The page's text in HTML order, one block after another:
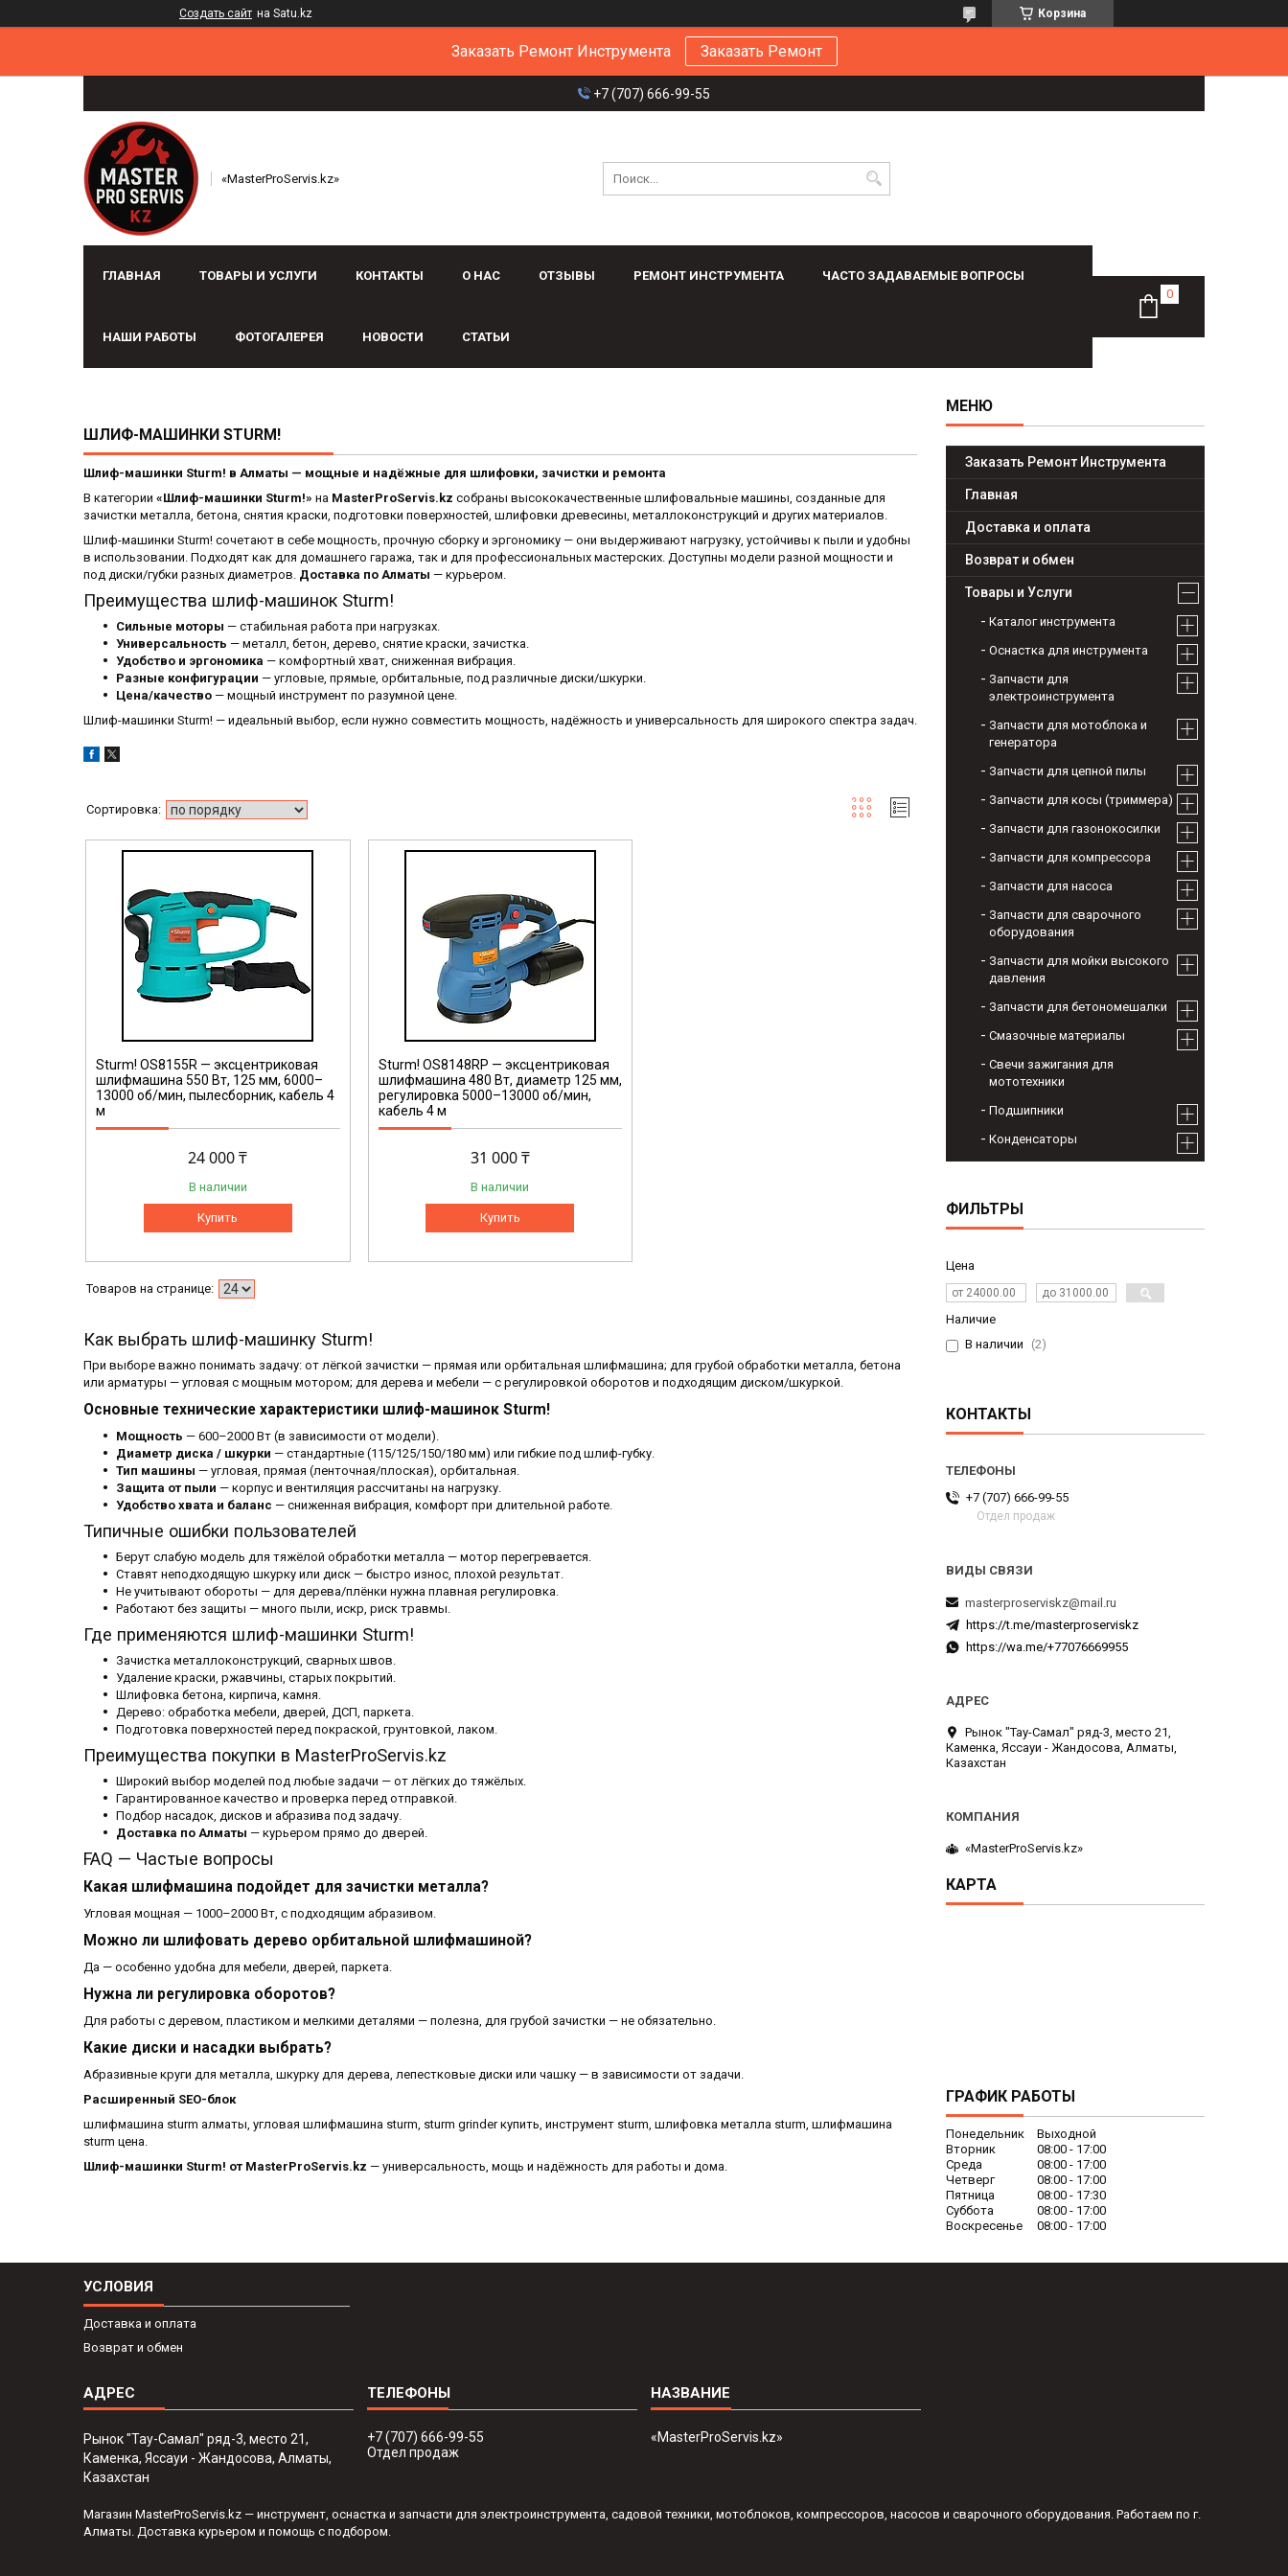
Создать сайт на Satu.kz Корзина
Заказать Ремонт Инструмента Заказать Ремонт
+7 (707) 666-99-55
«MasterProServis.kz»
ГЛАВНАЯ ТОВАРЫ И УСЛУГИ КОНТАКТЫ О НАС ОТЗЫВЫ РЕМОНТ ИНСТРУМЕНТА ЧАСТО ЗАДАВАЕМЫЕ ВОПРОСЫ
НАШИ РАБОТЫ ФОТОГАЛЕРЕЯ НОВОСТИ СТАТЬИ
ШЛИФ-МАШИНКИ STURM!
Шлиф-машинки Sturm! в Алматы — мощные и надёжные для шлифовки, зачистки и ремонта
В категории «Шлиф-машинки Sturm!» на MasterProServis.kz собраны высококачественные шлифовальные машины, созданные для
зачистки металла, бетона, снятия краски, подготовки поверхностей, шлифовки древесины, металлоконструкций и других материалов.
Шлиф-машинки Sturm! сочетают в себе мощность, прочную сборку и эргономику — они выдерживают нагрузку, устойчивы к пыли и удобны
в использовании. Подходят как для домашнего гаража, так и для профессиональных мастерских. Доступны модели разной мощности и
под диски/губки разных диаметров. Доставка по Алматы — курьером.
Преимущества шлиф-машинок Sturm!
Сильные моторы — стабильная работа при нагрузках.
Универсальность — металл, бетон, дерево, снятие краски, зачистка.
Удобство и эргономика — комфортный хват, сниженная вибрация.
Разные конфигурации — угловые, прямые, орбитальные, под различные диски/шкурки.
Цена/качество — мощный инструмент по разумной цене.
Шлиф-машинки Sturm! — идеальный выбор, если нужно совместить мощность, надёжность и универсальность для широкого спектра задач.
Sturm! OS8155R — эксцентриковая
шлифмашина 550 Вт, 125 мм, 6000–
13000 об/мин, пылесборник, кабель 4
м
24 000 ₸
В наличии
Купить
Sturm! OS8148RP — эксцентриковая
шлифмашина 480 Вт, диаметр 125 мм,
регулировка 5000–13000 об/мин,
кабель 4 м
31 000 ₸
В наличии
Купить
Как выбрать шлиф-машинку Sturm!
При выборе важно понимать задачу: от лёгкой зачистки — прямая или орбитальная шлифмашина; для грубой обработки металла, бетона
или арматуры — угловая с мощным мотором; для дерева и мебели — с регулировкой оборотов и подходящим диском/шкуркой.
Основные технические характеристики шлиф-машинок Sturm!
Мощность — 600–2000 Вт (в зависимости от модели).
Диаметр диска / шкурки — стандартные (115/125/150/180 мм) или гибкие под шлиф-губку.
Тип машины — угловая, прямая (ленточная/плоская), орбитальная.
Защита от пыли — корпус и вентиляция рассчитаны на нагрузку.
Удобство хвата и баланс — сниженная вибрация, комфорт при длительной работе.
Типичные ошибки пользователей
Берут слабую модель для тяжёлой обработки металла — мотор перегревается.
Ставят неподходящую шкурку или диск — быстро износ, плохой результат.
Не учитывают обороты — для дерева/плёнки нужна плавная регулировка.
Работают без защиты — много пыли, искр, риск травмы.
Где применяются шлиф-машинки Sturm!
Зачистка металлоконструкций, сварных швов.
Удаление краски, ржавчины, старых покрытий.
Шлифовка бетона, кирпича, камня.
Дерево: обработка мебели, дверей, ДСП, паркета.
Подготовка поверхностей перед покраской, грунтовкой, лаком.
Преимущества покупки в MasterProServis.kz
Широкий выбор моделей под любые задачи — от лёгких до тяжёлых.
Гарантированное качество и проверка перед отправкой.
Подбор насадок, дисков и абразива под задачу.
Доставка по Алматы — курьером прямо до дверей.
FAQ — Частые вопросы
Какая шлифмашина подойдет для зачистки металла?
Угловая мощная — 1000–2000 Вт, с подходящим абразивом.
Можно ли шлифовать дерево орбитальной шлифмашиной?
Да — особенно удобна для мебели, дверей, паркета.
Нужна ли регулировка оборотов?
Для работы с деревом, пластиком и мелкими деталями — полезна, для грубой зачистки — не обязательно.
Какие диски и насадки выбрать?
Абразивные круги для металла, шкурку для дерева, лепестковые диски или чашку — в зависимости от задачи.
Расширенный SEO-блок
шлифмашина sturm алматы, угловая шлифмашина sturm, sturm grinder купить, инструмент sturm, шлифовка металла sturm, шлифмашина
sturm цена.
Шлиф-машинки Sturm! от MasterProServis.kz — универсальность, мощь и надёжность для работы и дома.
Заказать Ремонт Инструмента
Главная
Доставка и оплата
Возврат и обмен
Товары и Услуги
Каталог инструмента
Оснастка для инструмента
Запчасти для
электроинструмента
Запчасти для мотоблока и
генератора
Запчасти для цепной пилы
Запчасти для косы (триммера)
Запчасти для газонокосилки
Запчасти для компрессора
Запчасти для насоса
Запчасти для сварочного
оборудования
Запчасти для мойки высокого
давления
Запчасти для бетономешалки
Смазочные материалы
Свечи зажигания для
мототехники
Подшипники
Конденсаторы
ФИЛЬТРЫ
Цена
Наличие
В наличии
2
КОНТАКТЫ
+7 (707) 666-99-55
Отдел продаж
masterproserviskz@mail.ru
https://t.me/masterproserviskz
https://wa.me/+77076669955
Рынок "Тау-Самал" ряд-3, место 21,
Каменка, Яссауи - Жандосова, Алматы,
Казахстан
«MasterProServis.kz»
КАРТА
ГРАФИК РАБОТЫ
Понедельник
Выходной
Вторник
08:00
17:00
Среда
08:00
17:00
Четверг
08:00
17:00
Пятница
08:00
17:30
Суббота
08:00
17:00
Воскресенье
08:00 17:00
УСЛОВИЯ
Доставка и оплата
Возврат и обмен
Рынок "Тау-Самал" ряд-3, место 21,
Каменка, Яссауи - Жандосова, Алматы,
Казахстан
+7 (707) 666-99-55
Отдел продаж
«MasterProServis.kz»
Магазин MasterProServis.kz — инструмент, оснастка и запчасти для электроинструмента, садовой техники, мотоблоков, компрессоров, насосов и сварочного оборудования. Работаем по г.
Алматы. Доставка курьером и помощь с подбором.